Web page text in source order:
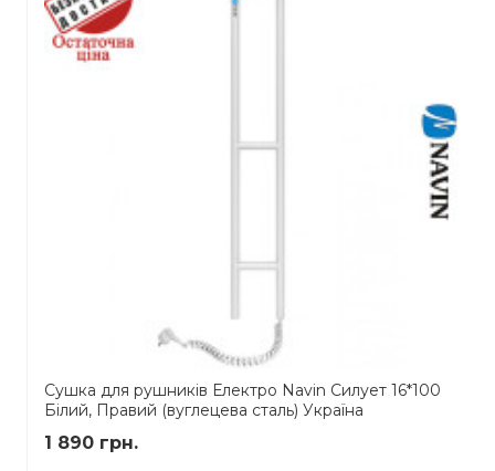
Сушка для рушників Електро Navin Силует 16*100
Білий, Правий (вуглецева сталь) Україна
1 890 грн.